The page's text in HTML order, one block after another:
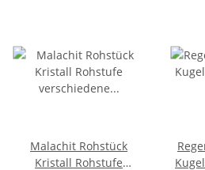
Malachit Rohstück
Kristall Rohstufe